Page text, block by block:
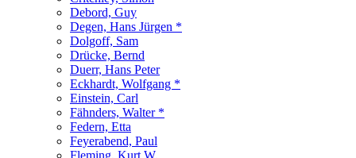
Debord, Guy
Degen, Hans Jürgen *
Dolgoff, Sam
Drücke, Bernd
Duerr, Hans Peter
Eckhardt, Wolfgang *
Einstein, Carl
Fähnders, Walter *
Federn, Etta
Feyerabend, Paul
Fleming, Kurt W.